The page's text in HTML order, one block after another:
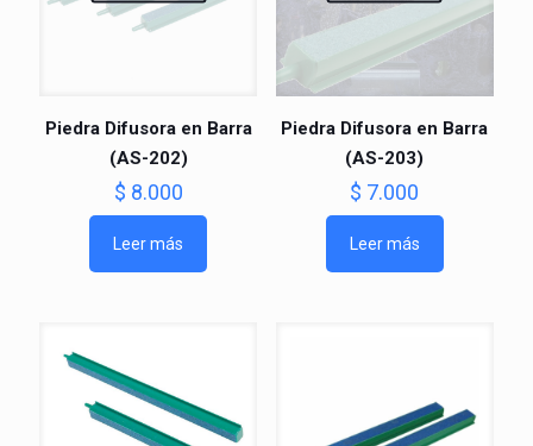
Piedra Difusora en Barra
(AS-202)
$ 8.000
Leer más
Piedra Difusora en Barra
(AS-203)
$ 7.000
Leer más